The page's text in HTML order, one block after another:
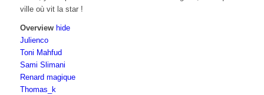
ville où vit la star !
Overview hide
Julienco
Toni Mahfud
Sami Slimani
Renard magique
Thomas_k